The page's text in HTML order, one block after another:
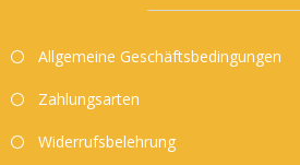
Allgemeine Geschäftsbedingungen
Zahlungsarten
Widerrufsbelehrung